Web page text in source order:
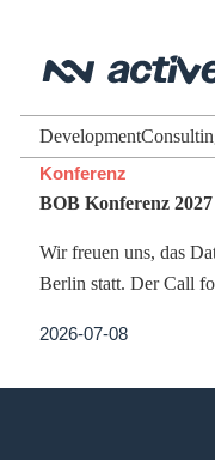
Development
Konferenz
BOB Konferenz 2027
Wir freuen uns, das
Berlin statt. Der Call
2026-07-08